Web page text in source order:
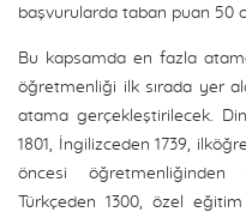
başvurularda taban puan 50
Bu kapsamda en fazla
öğretmenliği ilk sırada yer
atama gerçekleştirilecek.
1801, İngilizceden 1739,
öncesi öğretmenliğinden
Türkçeden 1300, özel